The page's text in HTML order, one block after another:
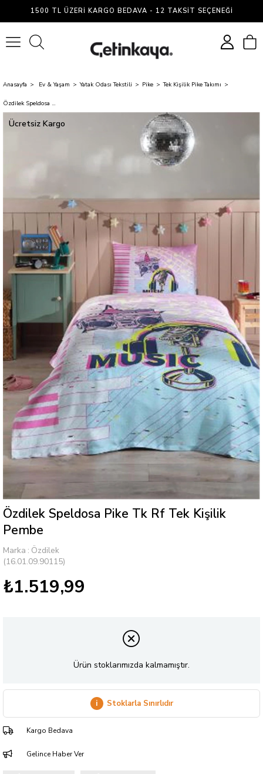
1500 TL ÜZERI KARGO BEDAVA - 12 TAKSIT SEÇENEĞI
Anasayfa Ev & Yaşam Yatak Odası Tekstili Pike Tek Kişilik Pike Takımı
Özdilek Speldosa Pike Tk Rf Tek Kişilik Pembe
Ücretsiz Kargo
Özdilek Speldosa Pike Tk Rf Tek Kişilik
Pembe
Marka : Özdilek
(16.01.09.90115)
₺1.519,99
Ürün stoklarımızda kalmamıştır.
i Stoklarla Sınırlıdır
Kargo Bedava
Gelince Haber Ver